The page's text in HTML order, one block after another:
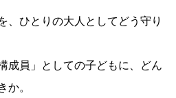
、ひとりの大人としてどう守り
成員」としての子どもに、どん
。